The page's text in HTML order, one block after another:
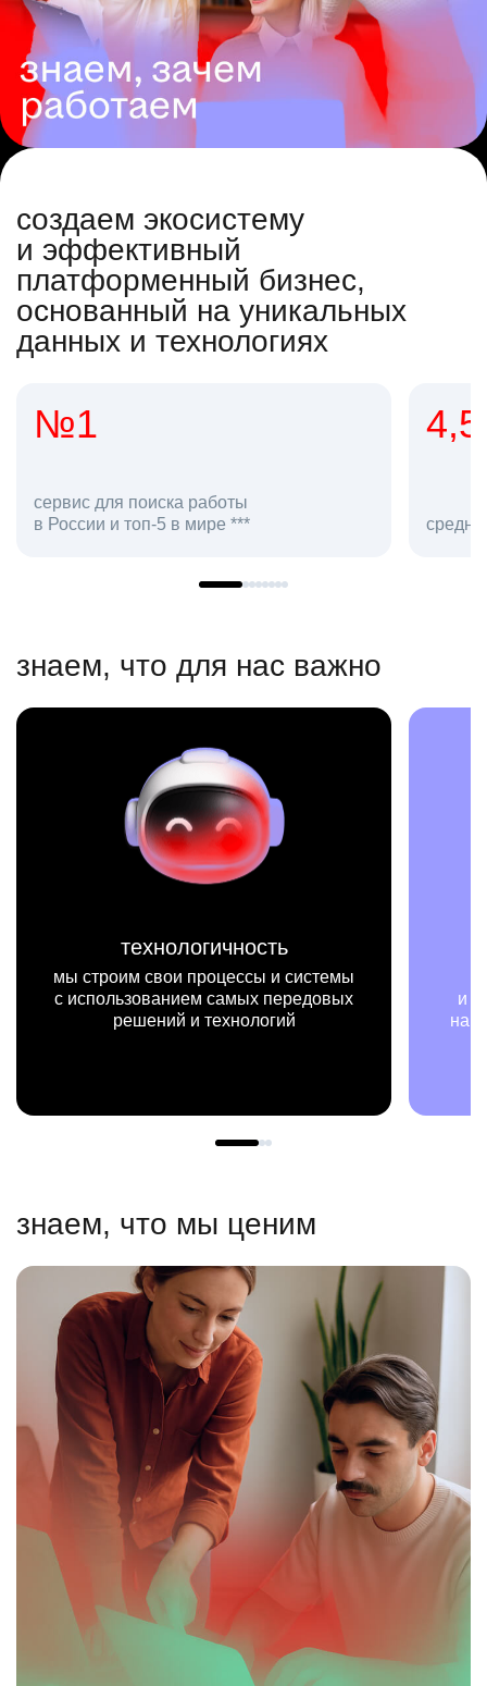
создаем экосистему
и эффективный
платформенный бизнес,
основанный на уникальных
данных и технологиях
поиска работы
топ-5 в мире ***
средняя оценка
знаем, что для нас важно
технологичность
свои процессы и системы
самых передовых
решений и технологий
и примерах
нашей
знаем, что мы ценим